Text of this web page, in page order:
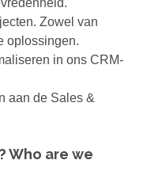
Zowel van
oplossingen.
in ons CRM-
aan de Sales &
Who are we